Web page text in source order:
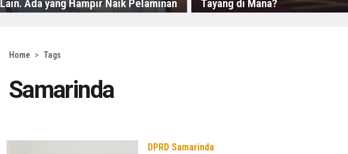
Lain. Ada yang Hampir Naik Pelaminan
Tayang di Mana?
Home > Tags
Samarinda
DPRD Samarinda